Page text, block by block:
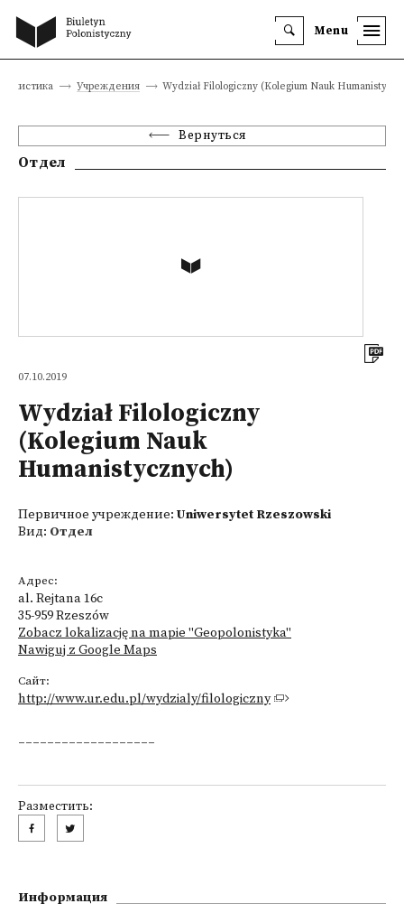
Menu
Учреждения Wydział Filologiczny (Kolegium Nauk
Вернуться
Отдел
07.10.2019
Wydział Filologiczny
(Kolegium Nauk
Humanistycznych)
Первичное учреждение: Uniwersytet Rzeszowski
Вид: Отдел
Адрес:
al. Rejtana 16c
35-959 Rzeszów
Zobacz lokalizację na mapie "Geopolonistyka"
Nawiguj z Google Maps
Сайт:
http://www.ur.edu.pl/wydzialy/filologiczny
___________________
Разместить:
Информация